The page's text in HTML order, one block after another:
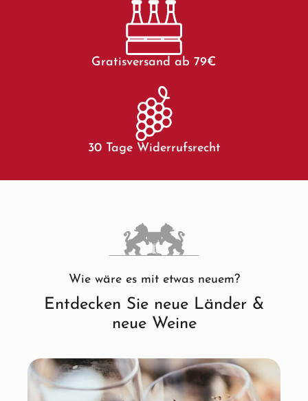
Gratisversand ab 79€
30 Tage Widerrufsrecht
Wie wäre es mit etwas neuem?
Entdecken Sie neue Länder &
neue Weine